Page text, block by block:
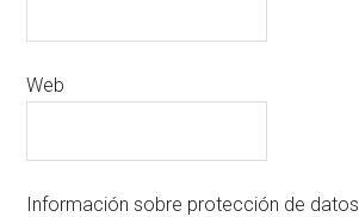
Web
Información sobre protección de datos